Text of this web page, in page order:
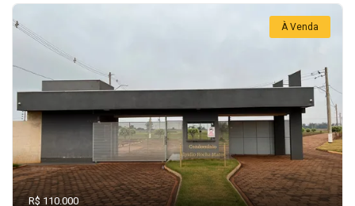
À Venda
R$ 110.000